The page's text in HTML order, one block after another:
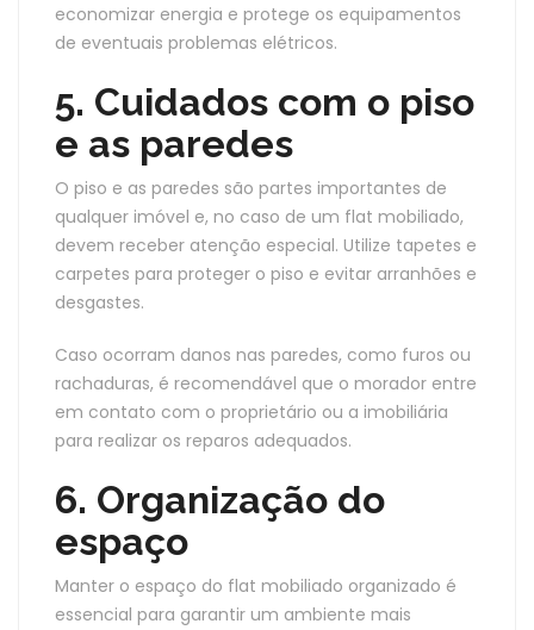
economizar energia e protege os equipamentos
de eventuais problemas elétricos.
5. Cuidados com o piso
e as paredes
O piso e as paredes são partes importantes de
qualquer imóvel e, no caso de um flat mobiliado,
devem receber atenção especial. Utilize tapetes e
carpetes para proteger o piso e evitar arranhões e
desgastes.
Caso ocorram danos nas paredes, como furos ou
rachaduras, é recomendável que o morador entre
em contato com o proprietário ou a imobiliária
para realizar os reparos adequados.
6. Organização do
espaço
Manter o espaço do flat mobiliado organizado é
essencial para garantir um ambiente mais